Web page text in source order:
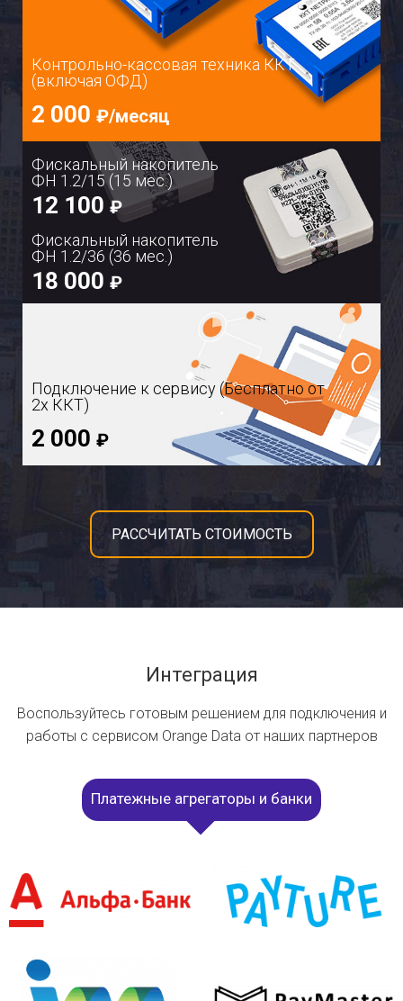
Контрольно-кассовая техника ККТ
(включая ОФД)
2 000 ₽/месяц
Фискальный накопитель
ФН 1.2/15 (15 мес.)
12 100₽
Фискальный накопитель
ФН 1.2/36 (36 мес.)
18 000 ₽
Подключение к сервису (Бесплатно от
2х ККТ)
2 000 ₽
РАССЧИТАТЬ СТОИМОСТЬ
Интеграция
Воспользуйтесь готовым решением для подключения и
работы с сервисом Orange Data от наших партнеров
Платежные агрегаторы и банки